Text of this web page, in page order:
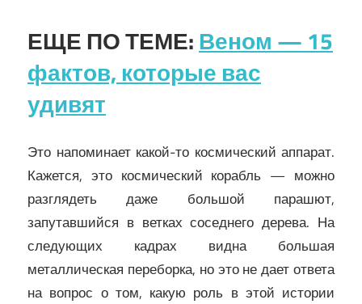
ЕЩЕ ПО ТЕМЕ:Веном — 15
фактов, которые вас
удивят
Это напоминает какой-то космический аппарат.
Кажется, это космический корабль — можно
разглядеть даже большой парашют,
запутавшийся в ветках соседнего дерева. На
следующих кадрах видна большая
металлическая переборка, но это не дает ответа
на вопрос о том, какую роль в этой истории